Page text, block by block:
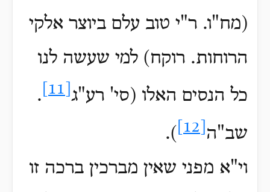
(מח"ו. ר"י טוב עלם ביוצר אלקי
הרוחות. רוקח) למי שעשה לנו
כל הנסים האלו (סי' רע"ג
.
שב"ה
).
וי"א מפני שאין מברכין ברכה זו